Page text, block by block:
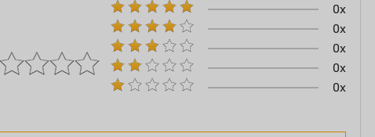
0x
0x
0x
0x
0x